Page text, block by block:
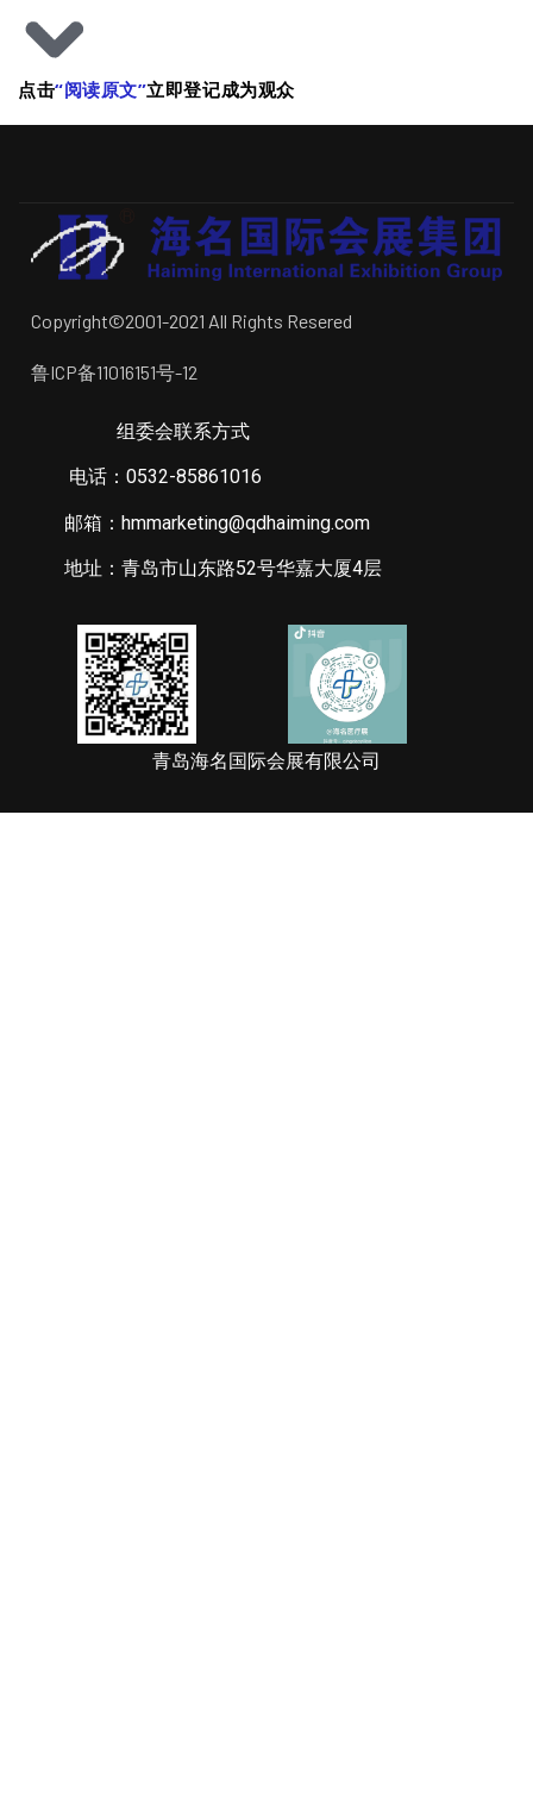
点击“阅读原文”立即登记成为观众
Copyright©2001-2021 All Rights Resered
鲁ICP备11016151号-12
组委会联系方式
电话：0532-85861016
邮箱：hmmarketing@qdhaiming.com
地址：青岛市山东路52号华嘉大厦4层
青岛海名国际会展有限公司